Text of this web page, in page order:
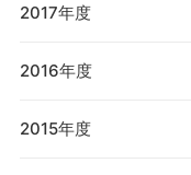
2017年度
2016年度
2015年度